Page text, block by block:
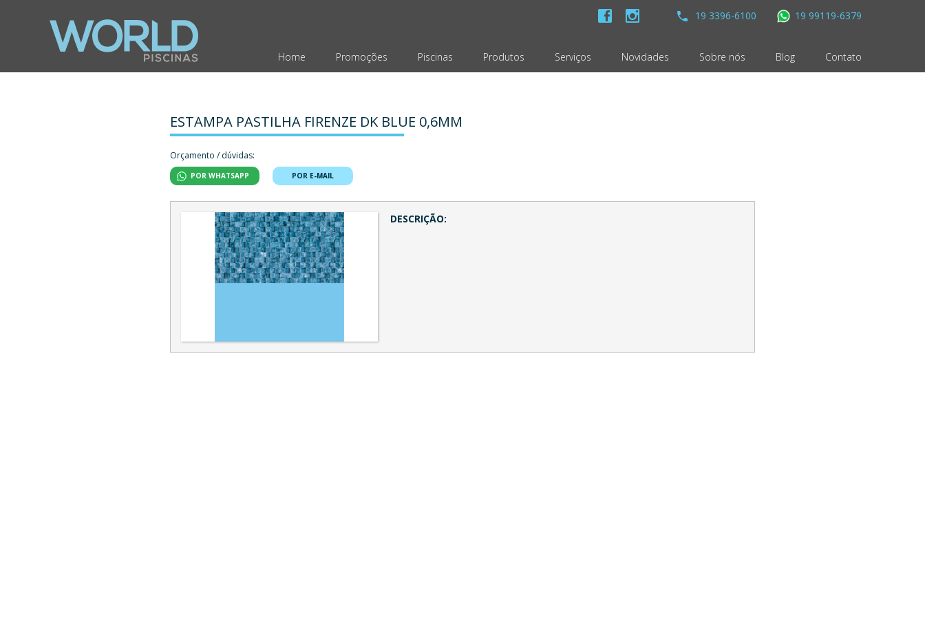
Home Promoções Piscinas Produtos Serviços Novidades Sobre nós Blog Contato
19 99119-6379
19 3396-6100
ESTAMPA PASTILHA FIRENZE DK BLUE 0,6MM
Orçamento / dúvidas:
POR WHATSAPP POR E-MAIL
DESCRIÇÃO: